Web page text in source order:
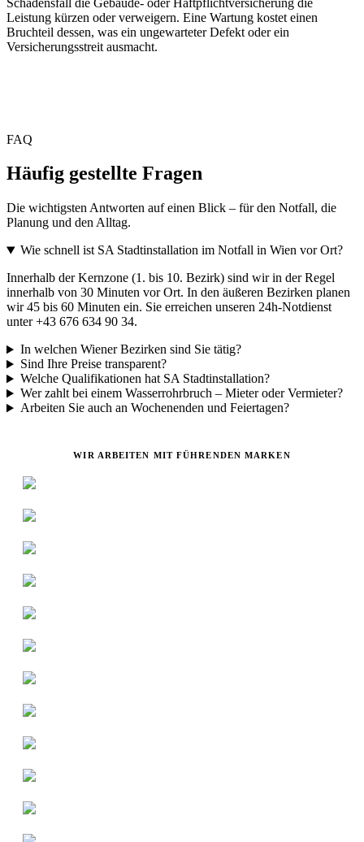
Leistung kürzen oder verweigern. Eine Wartung kostet einen
Bruchteil dessen, was ein ungewarteter Defekt oder ein
Versicherungsstreit ausmacht.
FAQ
Häufig gestellte Fragen
Die wichtigsten Antworten auf einen Blick – für den Notfall, die
Planung und den Alltag.
Wie schnell ist SA Stadtinstallation im Notfall in Wien vor Ort?
Innerhalb der Kernzone (1. bis 10. Bezirk) sind wir in der Regel
innerhalb von 30 Minuten vor Ort. In den äußeren Bezirken planen
wir 45 bis 60 Minuten ein. Sie erreichen unseren 24h-Notdienst
unter +43 676 634 90 34.
In welchen Wiener Bezirken sind Sie tätig?
Sind Ihre Preise transparent?
Welche Qualifikationen hat SA Stadtinstallation?
Wer zahlt bei einem Wasserrohrbruch – Mieter oder Vermieter?
Arbeiten Sie auch an Wochenenden und Feiertagen?
WIR ARBEITEN MIT FÜHRENDEN MARKEN